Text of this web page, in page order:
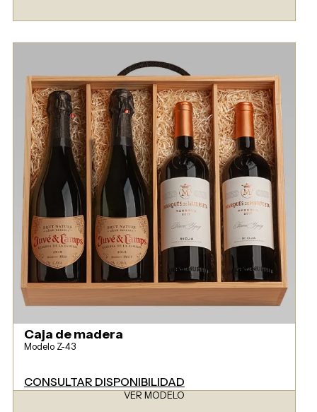
Caja de madera
Modelo Z-43
CONSULTAR DISPONIBILIDAD
VER MODELO